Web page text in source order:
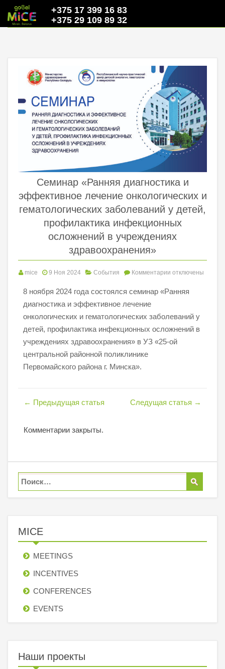
+375 17 399 16 83
+375 29 109 89 32
Семинар «Ранняя диагностика и
эффективное лечение онкологических и
гематологических заболеваний у детей,
профилактика инфекционных
осложнений в учреждениях
здравоохранения»
mice 9 Ноя 2024 События Комментарии отключены
8 ноября 2024 года состоялся семинар «Ранняя
диагностика и эффективное лечение
онкологических и гематологических заболеваний у
детей, профилактика инфекционных осложнений в
учреждениях здравоохранения» в УЗ «25-ой
центральной районной поликлинике
Первомайского района г. Минска».
← Предыдущая статья Следущая статья →
Комментарии закрыты.
MICE
MEETINGS
INCENTIVES
СONFERENCES
EVENTS
Наши проекты